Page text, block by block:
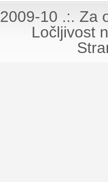
2009-10 .:. Za
Ločljivost